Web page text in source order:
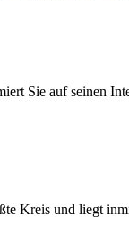
Sie auf seinen
und liegt